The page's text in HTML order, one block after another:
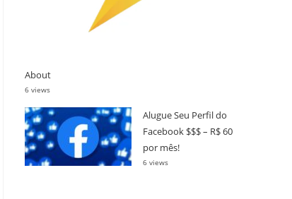
About
6 views
Alugue Seu Perfil do
Facebook $$$ – R$ 60
por mês!
6 views